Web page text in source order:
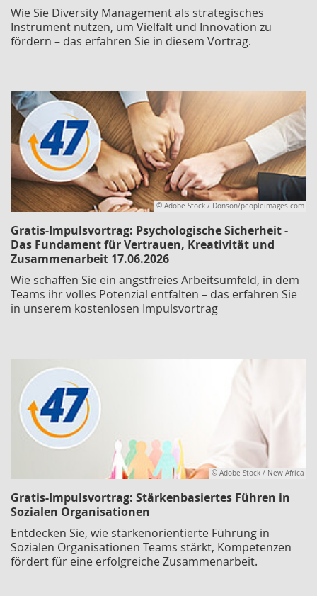
Wie Sie Diversity Management als strategisches
Instrument nutzen, um Vielfalt und Innovation zu
fördern – das erfahren Sie in diesem Vortrag.
© Adobe Stock / Donson/peopleimages.com
Gratis-Impulsvortrag: Psychologische Sicherheit -
Das Fundament für Vertrauen, Kreativität und
Zusammenarbeit 17.06.2026
Wie schaffen Sie ein angstfreies Arbeitsumfeld, in dem
Teams ihr volles Potenzial entfalten – das erfahren Sie
in unserem kostenlosen Impulsvortrag
© Adobe Stock / New Africa
Gratis-Impulsvortrag: Stärkenbasiertes Führen in
Sozialen Organisationen
Entdecken Sie, wie stärkenorientierte Führung in
Sozialen Organisationen Teams stärkt, Kompetenzen
fördert für eine erfolgreiche Zusammenarbeit.